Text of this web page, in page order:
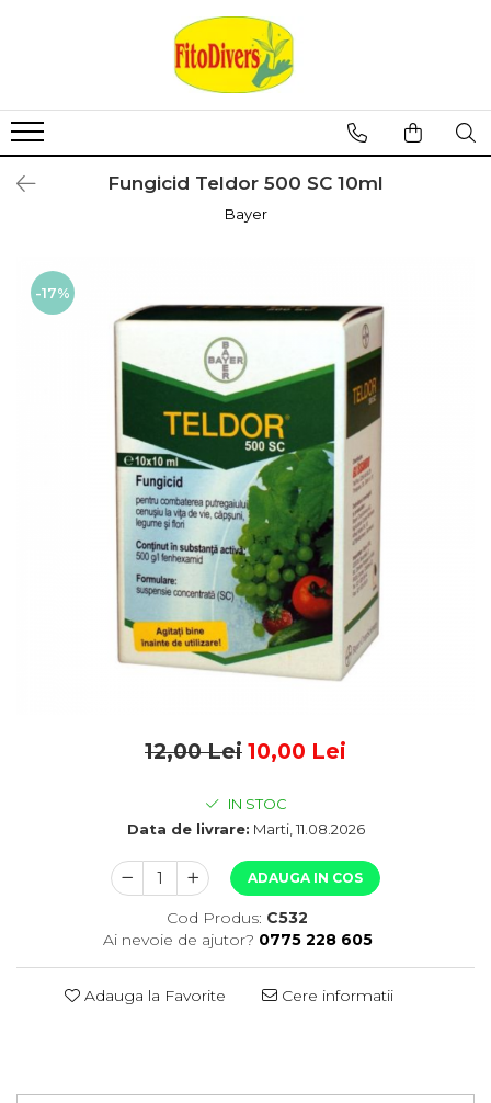
Fungicid Teldor 500 SC 10ml
Bayer
-17%
12,00 Lei 10,00 Lei
IN STOC
Data de livrare: Marti, 11.08.2026
ADAUGA IN COS
Cod Produs: C532
Ai nevoie de ajutor? 0775 228 605
Adauga la Favorite Cere informatii